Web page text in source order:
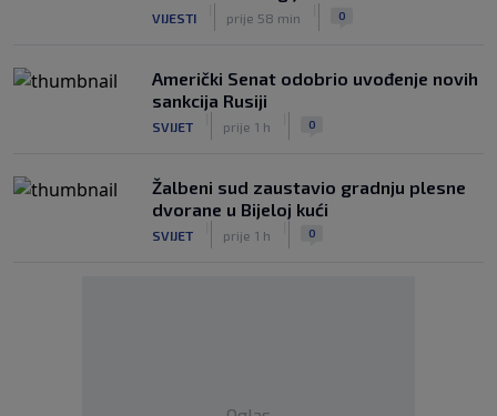
VIJESTI prije 58 min 0
Američki Senat odobrio uvođenje novih
sankcija Rusiji
SVIJET prije 1 h 0
Žalbeni sud zaustavio gradnju plesne
dvorane u Bijeloj kući
SVIJET prije 1 h 0